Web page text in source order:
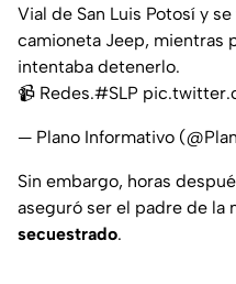
Vial de San Luis Potosí y
camioneta Jeep, mientras
intentaba detenerlo.
📹 Redes.#SLP
— Plano Informativo
Sin embargo, horas
aseguró ser el padre de la
secuestrado.